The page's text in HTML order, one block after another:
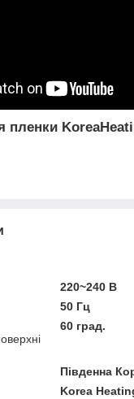
пленки
220~240 В
50 Гц
60 град.
Південна
Korea